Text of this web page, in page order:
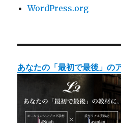
WordPress.org
あなたの「最初で最後」の